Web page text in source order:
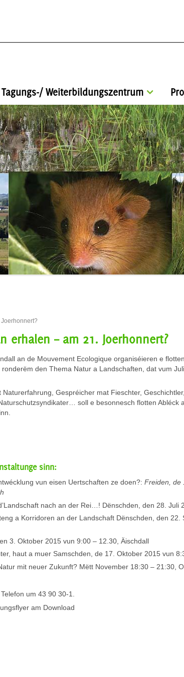
Tagungs-/ Weiterbildungszentrum
erhalen – am 21. Joerhonnert?
an de Mouvement Ecologique organiséieren e flotten
den Thema Natur a Landschaften, dat vum
Naturerfahrung, Gespréicher mat Fieschter, Geschichtler,
soll e besonnesch flotten Abléck
sinn:
vun eisen Uertschaften ze doen?: Freiden, de
nach an der Rei…! Dënschden, den 28. Juli
a Korridoren an der Landschaft Dënschden, den
3. Oktober 2015 vun 9:00 – 12.30, Äischdall
haut a muer Samschden, de 17. Oktober 2015 vun
mit neuer Zukunft? Mëtt November 18:30 – 21:30,
um 43 90 30-1.
am Download